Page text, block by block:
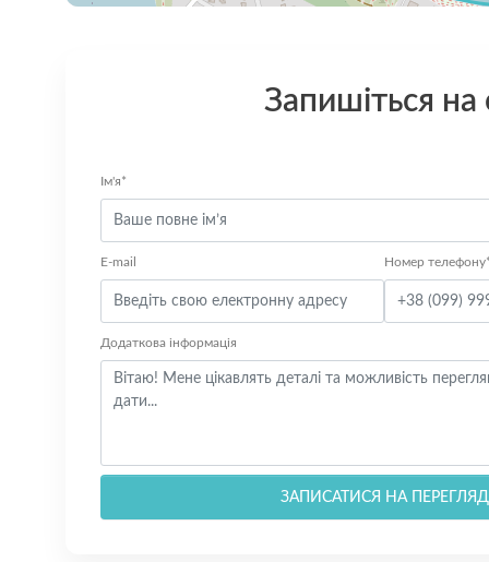
Запишіться на
Ім'я*
E-mail Номер
Додаткова інформація
ЗАПИСАТИСЯ НА ПЕРЕГЛЯД